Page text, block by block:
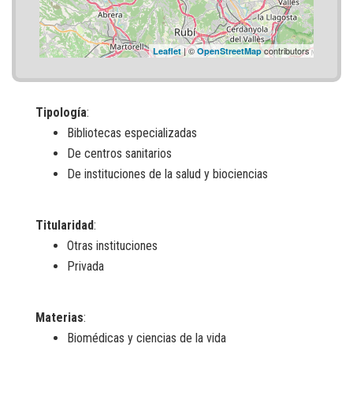
Leaflet| ©OpenStreetMapcontributors
Tipología:
Bibliotecas especializadas
De centros sanitarios
De instituciones de la salud y biociencias
Titularidad:
Otras instituciones
Privada
Materias:
Biomédicas y ciencias de la vida